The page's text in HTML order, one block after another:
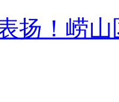
扬！崂